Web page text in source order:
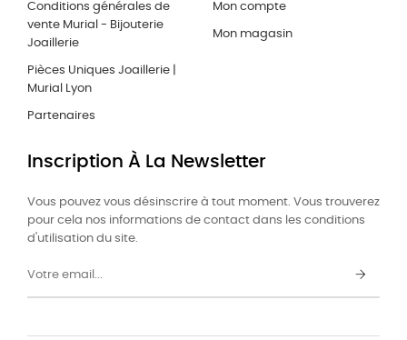
Conditions générales de
vente Murial - Bijouterie
Joaillerie
Pièces Uniques Joaillerie |
Murial Lyon
Partenaires
Mon compte
Mon magasin
Inscription À La Newsletter
Vous pouvez vous désinscrire à tout moment. Vous trouverez
pour cela nos informations de contact dans les conditions
d'utilisation du site.